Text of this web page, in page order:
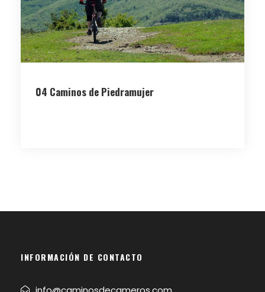
04 Caminos de Piedramujer
INFORMACIÓN DE CONTACTO